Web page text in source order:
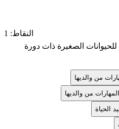
النقاط: 1
الصغيرة ذات دورة
من والديها
من والديها
الحياة